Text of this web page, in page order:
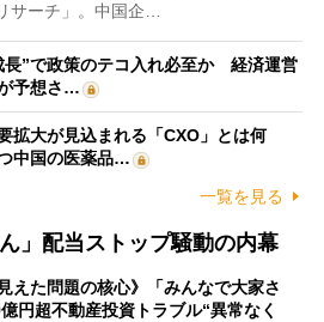
サーチ」。中国企…
長”で政策のテコ入れ必至か 経済運営
予想さ…
拡大が見込まれる「CXO」とは何
中国の医薬品…
一覧を見る
」配当ストップ騒動の内幕
えた問題の核心》「みんなで大家さ
円超不動産投資トラブル“異常なく